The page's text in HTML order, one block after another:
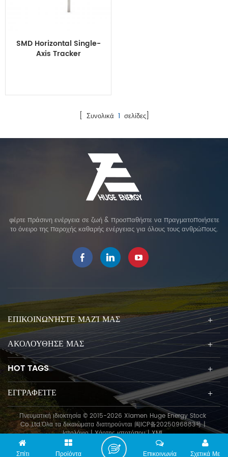
SMD Horizontal Single-
Axis Tracker
[ Συνολικά 1 σελίδες]
φέρτε πράσινη ενέργεια σε ζωή & προσπαθήστε να πραγματοποιήσετε
το όνειρο της παροχής καθαρής ενέργειας για όλους τους ανθρώπους.
ΕΠΙΚΟΙΝΩΝΉΣΤΕ ΜΑΖΊ ΜΑΣ
ΑΚΟΛΟΥΘΗΣΕ ΜΑΣ
HOT TAGS
ΕΓΓΡΑΦΕΊΤΕ
Πνευματική ιδιοκτησία © 2015-2026 Xiamen Huge Energy Stock
Co.,Ltd.Όλα τα δικαιώματα διατηρούνται 闽ICP备2025096883号|
Ιστολόγιο|Χάρτης ιστοτόπου|XML
Σπίτι Προϊόντα Σχετικά Με
Επικοινωνία